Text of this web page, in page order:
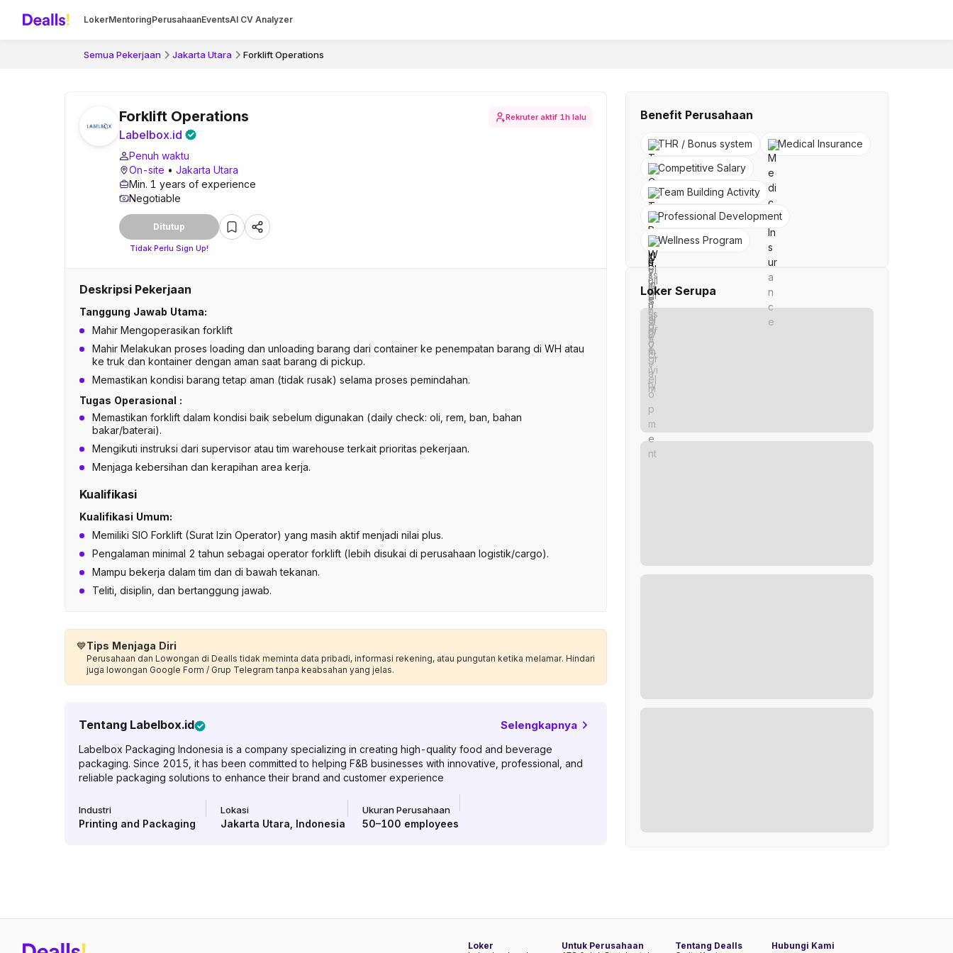
LokerMentoringPerusahaanEventsAI CV Analyzer
Semua Pekerjaan Jakarta Utara Forklift Operations
Forklift Operations
Labelbox.id
Penuh waktu
On-site • Jakarta Utara
Min. 1 years of experience
Negotiable
Ditutup
Tidak Perlu Sign Up!
Rekruter aktif 1h lalu
Deskripsi Pekerjaan
Tanggung Jawab Utama:
Mahir Mengoperasikan forklift
Mahir Melakukan proses loading dan unloading barang dari container ke penempatan barang di WH atau
ke truk dan kontainer dengan aman saat barang di pickup.
Memastikan kondisi barang tetap aman (tidak rusak) selama proses pemindahan.
Tugas Operasional :
Memastikan forklift dalam kondisi baik sebelum digunakan (daily check: oli, rem, ban, bahan
bakar/baterai).
Mengikuti instruksi dari supervisor atau tim warehouse terkait prioritas pekerjaan.
Menjaga kebersihan dan kerapihan area kerja.
Kualifikasi
Kualifikasi Umum:
Memiliki SIO Forklift (Surat Izin Operator) yang masih aktif menjadi nilai plus.
Pengalaman minimal 2 tahun sebagai operator forklift (lebih disukai di perusahaan logistik/cargo).
Mampu bekerja dalam tim dan di bawah tekanan.
Teliti, disiplin, dan bertanggung jawab.
💙Tips Menjaga Diri
Perusahaan dan Lowongan di Dealls tidak meminta data pribadi, informasi rekening, atau pungutan ketika melamar. Hindari
juga lowongan Google Form / Grup Telegram tanpa keabsahan yang jelas.
Tentang Labelbox.id Selengkapnya
Labelbox Packaging Indonesia is a company specializing in creating high-quality food and beverage
packaging. Since 2015, it has been committed to helping F&B businesses with innovative, professional, and
reliable packaging solutions to enhance their brand and customer experience
Industri
Printing and Packaging
Lokasi
Jakarta Utara Indonesia
Ukuran Perusahaan
50–100 employees
Benefit Perusahaan
THR / Bonus system
Medical Insurance
Competitive Salary
Team Building Activity
Professional Development
Wellness Program
Loker Serupa
Loker Untuk Perusahaan Hubungi Kami
Tentang Dealls